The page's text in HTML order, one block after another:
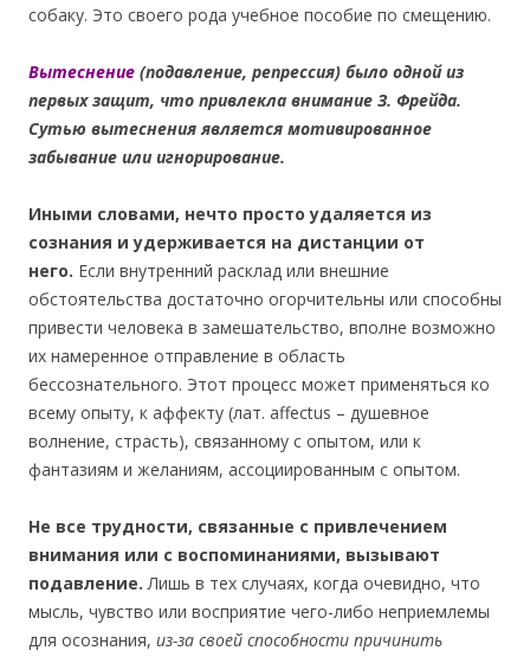
собаку. Это своего рода учебное пособие по смещению.
Вытеснение (подавление, репрессия) было одной из
первых защит, что привлекла внимание З. Фрейда.
Сутью вытеснения является мотивированное
забывание или игнорирование.
Иными словами, нечто просто удаляется из
сознания и удерживается на дистанции от
него. Если внутренний расклад или внешние
обстоятельства достаточно огорчительны или способны
привести человека в замешательство, вполне возможно
их намеренное отправление в область
бессознательного. Этот процесс может применяться ко
всему опыту, к аффекту (лат. affectus – душевное
волнение, страсть), связанному с опытом, или к
фантазиям и желаниям, ассоциированным с опытом.
Не все трудности, связанные с привлечением
внимания или с воспоминаниями, вызывают
подавление. Лишь в тех случаях, когда очевидно, что
мысль, чувство или восприятие чего-либо неприемлемы
для осознания, из-за своей способности причинить